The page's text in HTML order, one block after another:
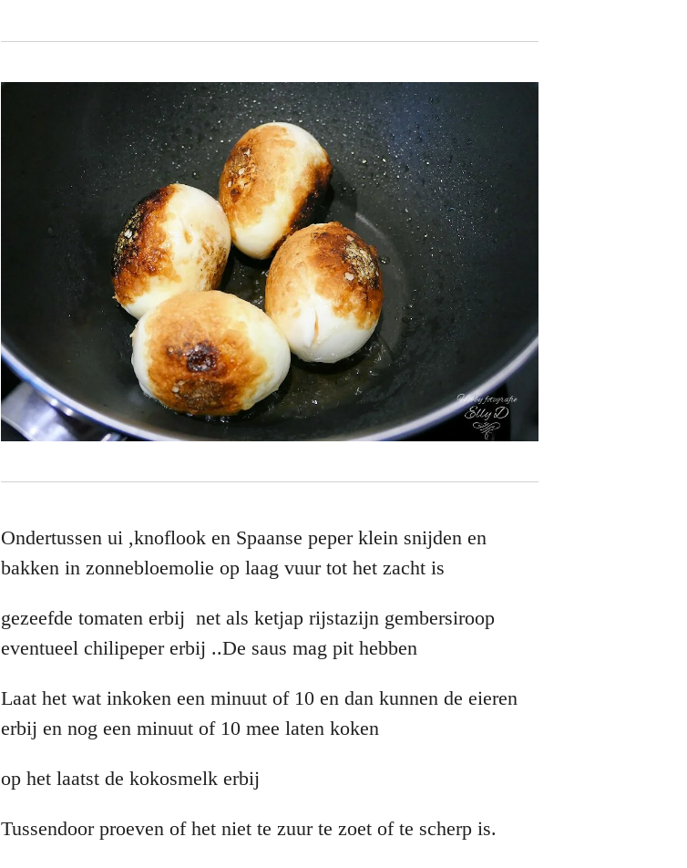
Ondertussen ui ,knoflook en Spaanse peper klein snijden en
bakken in zonnebloemolie op laag vuur tot het zacht is
gezeefde tomaten erbij net als ketjap rijstazijn gembersiroop
eventueel chilipeper erbij ..De saus mag pit hebben
Laat het wat inkoken een minuut of 10 en dan kunnen de eieren
erbij en nog een minuut of 10 mee laten koken
op het laatst de kokosmelk erbij
Tussendoor proeven of het niet te zuur te zoet of te scherp is.